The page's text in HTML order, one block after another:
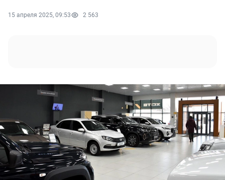
15 апреля 2025, 09:53 2 563